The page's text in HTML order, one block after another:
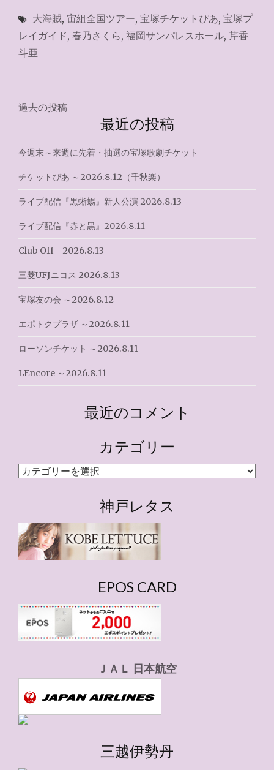
ッ
ト
大海賊, 宙組全国ツアー, 宝塚チケットぴあ, 宝塚プ
レイガイド, 春乃さくら, 福岡サンパレスホール, 芹香
斗亜
投
ナ
ビ
ゲ
ー
シ
ョ
ン
過去の投稿
最近の投稿
今週末～来週に先着・抽選の宝塚歌劇チケット
チケットぴあ ～2026.8.12（千秋楽）
ライブ配信『黒蜥蜴』新人公演 2026.8.13
ライブ配信『赤と黒』2026.8.11
Club Off 2026.8.13
三菱UFJニコス 2026.8.13
宝塚友の会 ～2026.8.12
エポトクプラザ ～2026.8.11
ローソンチケット ～2026.8.11
LEncore ～2026.8.11
最近のコメント
カテゴリー
カ
ー
神戸レタス
EPOS CARD
ＪＡＬ 日本航空
三越伊勢丹